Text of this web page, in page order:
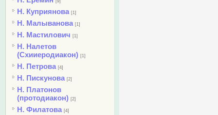
Н. Куприянова [1]
Н. Малыванова [1]
Н. Мастилович [1]
Н. Налетов
(Схииеродиакон) [1]
Н. Петрова [4]
Н. Пискунова [2]
Н. Платонов
(протодиакон) [2]
Н. Филатова [4]